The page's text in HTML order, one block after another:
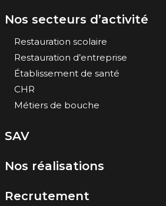
Nos secteurs d’activité
Restauration scolaire
Restauration d’entreprise
Établissement de santé
CHR
Métiers de bouche
SAV
Nos réalisations
Recrutement